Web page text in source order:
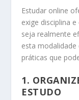
Estudar online
exige disciplina
seja realmente
esta
práticas que
1.
ESTUDO